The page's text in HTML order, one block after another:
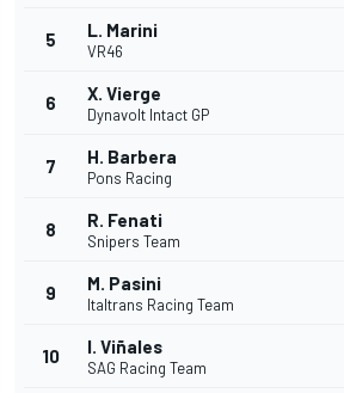
5 L. Marini
VR46
6 X. Vierge
Dynavolt Intact GP
7 H. Barbera
Pons Racing
8 R. Fenati
Snipers Team
9 M. Pasini
Italtrans Racing Team
10 I. Viñales
SAG Racing Team